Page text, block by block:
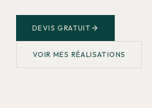
DEVIS GRATUIT
VOIR MES RÉALISATIONS